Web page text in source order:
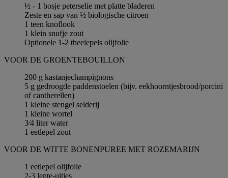
½ - 1 bosje peterselie met platte bladeren
Zeste en sap van ½ biologische citroen
1 teen knoflook
1 klein snufje zout
Optionele 1-2 theelepels olijfolie
VOOR DE GROENTEBOUILLON
200 g kastanjechampignons
5 g gedroogde paddenstoelen (bijv. eekhoorntjesbrood/porcini
of cantherellen)
1 kleine stengel selderij
1 kleine wortel
3⁄4 liter water
1 eetlepel zout
VOOR DE WITTE BONENPUREE MET ROZEMARIJN
1 eetlepel olijfolie
2-3 lente-uitjes